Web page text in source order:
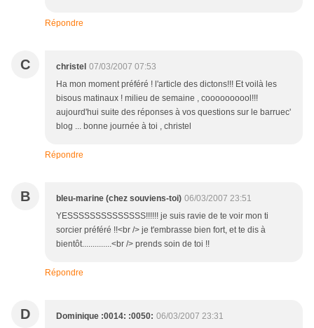
Répondre
C christel 07/03/2007 07:53
Ha mon moment préféré ! l'article des dictons!!! Et voilà les
bisous matinaux ! milieu de semaine , coooooooool!!!
aujourd'hui suite des réponses à vos questions sur le barruec'
blog ... bonne journée à toi , christel
Répondre
B bleu-marine (chez souviens-toi) 06/03/2007 23:51
YESSSSSSSSSSSSSS!!!!!! je suis ravie de te voir mon ti
sorcier préféré !!<br /> je t'embrasse bien fort, et te dis à
bientôt..............<br /> prends soin de toi !!
Répondre
D Dominique :0014: :0050: 06/03/2007 23:31